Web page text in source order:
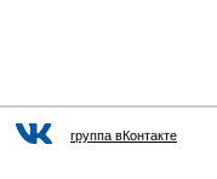
группа вКонтакте